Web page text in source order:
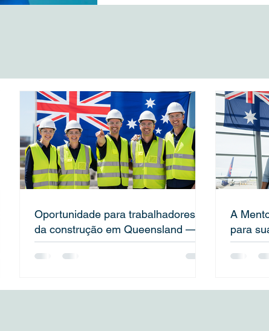
Oportunidade para trabalhadores
da construção em Queensland —
saiba como se qualificar para vistos
qualificados
A
para